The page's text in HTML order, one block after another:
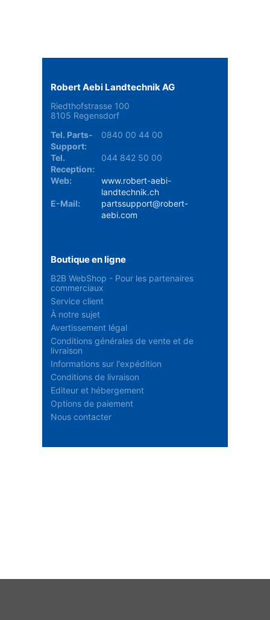
Robert Aebi Landtechnik AG
Riedthofstrasse 100
8105 Regensdorf
Tel. Parts-
Support:
0840 00 44 00
Tel.
Reception:
044 842 50 00
Web:
www.robert-aebi-
landtechnik.ch
E-Mail:
partssupport@robert-
aebi.com
Boutique en ligne
B2B WebShop - Pour les partenaires
commerciaux
Service client
À notre sujet
Avertissement légal
Conditions générales de vente et de
livraison
Informations sur l'expédition
Conditions de livraison
Editeur et hébergement
Options de paiement
Nous contacter